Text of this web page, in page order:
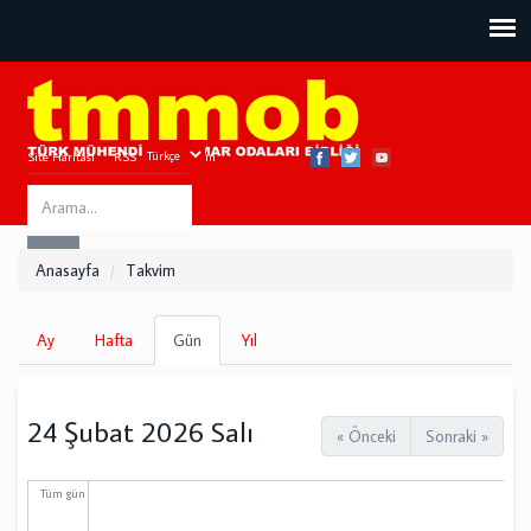
Site Haritası RSS Bize Ulaşın
Search
this
Anasayfa Takvim
Birincil
sekmeler
Ay Hafta Gün
sekme)
Yıl
« Önceki Sonraki »
24 Şubat 2026 Salı
Tüm gün